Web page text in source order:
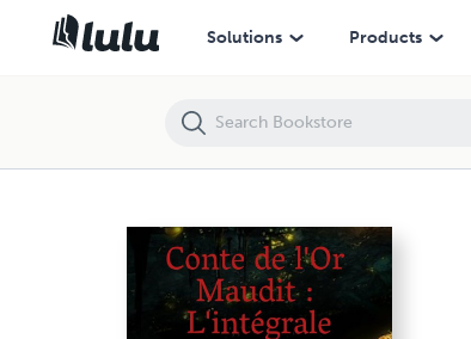
Solutions Products
Conte de l'Or Maudit : L'intégrale